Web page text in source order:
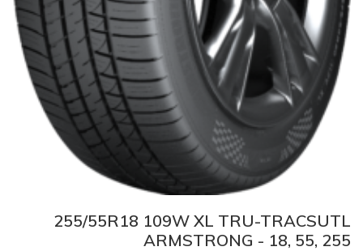
255/55R18 109W XL TRU-TRACSUTL
ARMSTRONG - 18, 55, 255